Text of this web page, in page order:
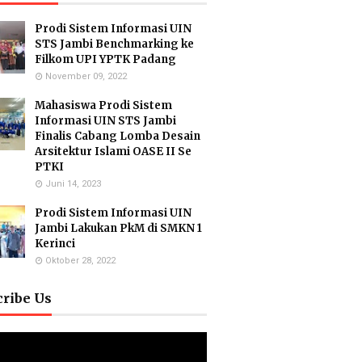
Prodi Sistem Informasi UIN
STS Jambi Benchmarking ke
Filkom UPI YPTK Padang
November 09, 2022
Mahasiswa Prodi Sistem
Informasi UIN STS Jambi
Finalis Cabang Lomba Desain
Arsitektur Islami OASE II Se
PTKI
Juni 14, 2023
Prodi Sistem Informasi UIN
Jambi Lakukan PkM di SMKN 1
Kerinci
Oktober 28, 2022
Us